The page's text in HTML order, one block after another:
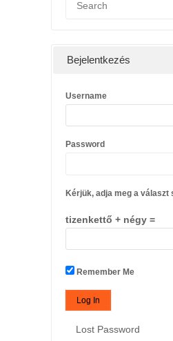
Bejelentkezés
Username
Password
Kérjük, adja meg a választ
tizenkettő + négy =
Remember Me
Lost Password